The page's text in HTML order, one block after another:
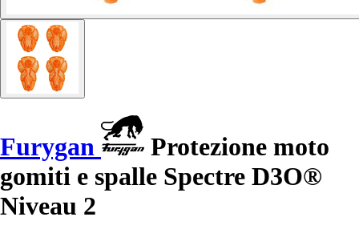
Furygan
Protezione moto
gomiti e spalle Spectre D3O®
Niveau 2